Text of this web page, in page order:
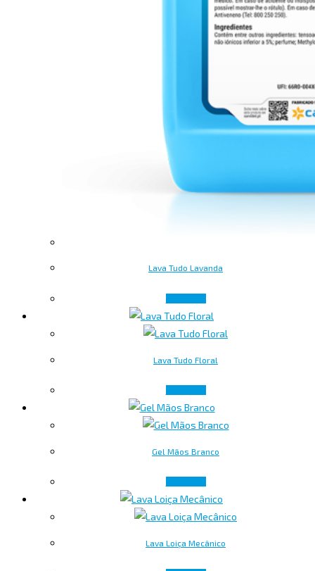
Lava Tudo Lavanda
Lava Tudo Floral
Gel Mãos Branco
Lava Loiça Mecânico